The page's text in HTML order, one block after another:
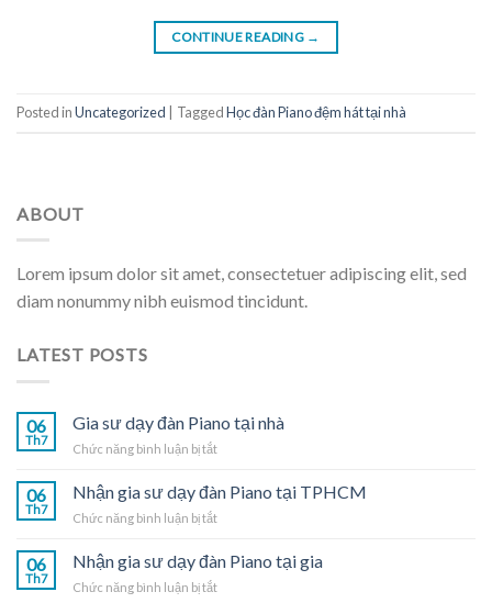
CONTINUE READING →
Posted inUncategorized TaggedHọc đàn Piano đệm hát tại nhà
ABOUT
Lorem ipsum dolor sit amet, consectetuer adipiscing elit, sed
diam nonummy nibh euismod tincidunt.
LATEST POSTS
06
Th7
Gia sư dạy đàn Piano tại nhà
Chức năng bình luận bị tắtở
dạy
đàn
tại
06
Th7
Nhận gia sư dạy đàn Piano tại TPHCM
Chức năng bình luận bị tắtở
gia
sư
dạy
06
Th7
Nhận gia sư dạy đàn Piano tại gia
Chức năng bình luận bị tắtở